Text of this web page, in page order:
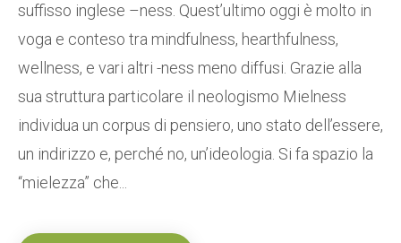
suffisso inglese –ness. Quest’ultimo oggi è molto in
voga e conteso tra mindfulness, hearthfulness,
wellness, e vari altri -ness meno diffusi. Grazie alla
sua struttura particolare il neologismo Mielness
individua un corpus di pensiero, uno stato dell’essere,
un indirizzo e, perché no, un’ideologia. Si fa spazio la
“mielezza” che...